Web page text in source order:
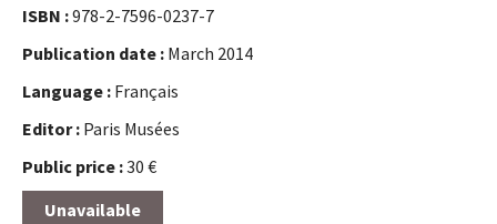
ISBN :978-2-7596-0237-7
Publication date : March 2014
Language : Français
Editor : Paris Musées
Public price :30 €
Unavailable